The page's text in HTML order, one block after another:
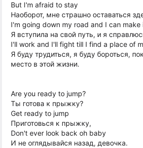
But I'm afraid to stay
Наоборот, мне страшно оставаться
I'm going down my road and I can make
Я вступила на свой путь, и я
I'll work and I'll fight till I find a place of
Я буду трудиться, я буду бороться,
место в этой жизни.
Are you ready to jump?
Ты готова к прыжку?
Get ready to jump
Приготовься к прыжку,
Don't ever look back oh baby
И не оглядывайся назад, девочка.